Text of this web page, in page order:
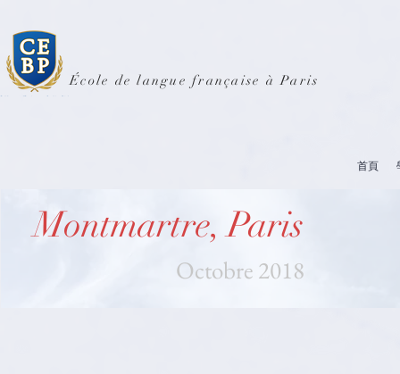
École de langue française à Paris
首頁
Montmartre, Paris
Octobre 2018